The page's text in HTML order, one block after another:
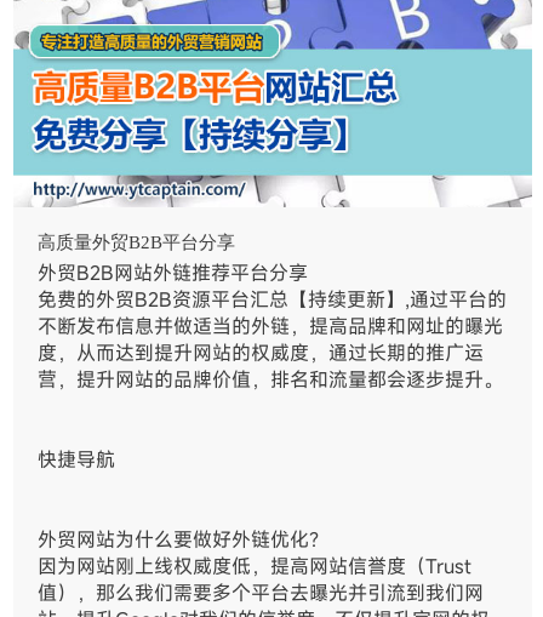
高质量外贸B2B平台分享
外贸B2B网站外链推荐平台分享
免费的外贸B2B资源平台汇总【持续更新】,通过平台的
不断发布信息并做适当的外链，提高品牌和网址的曝光
度，从而达到提升网站的权威度，通过长期的推广运
营，提升网站的品牌价值，排名和流量都会逐步提升。
快捷导航
外贸网站为什么要做好外链优化？
因为网站刚上线权威度低，提高网站信誉度（Trust
值），那么我们需要多个平台去曝光并引流到我们网